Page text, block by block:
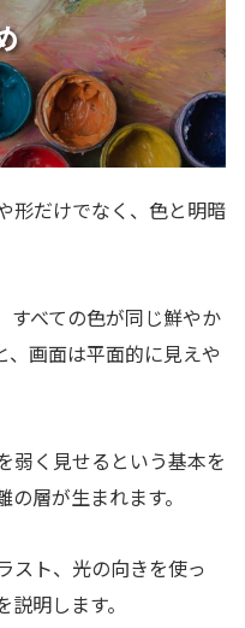
形だけでなく、色と明暗
すべての色が同じ鮮やか
、画面は平面的に見えや
弱く見せるという基本を
層が生まれます。
スト、光の向きを使っ
明します。